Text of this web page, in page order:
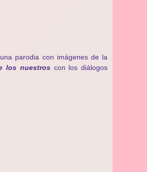
parodia con imágenes de la
los nuestroscon los diálogos